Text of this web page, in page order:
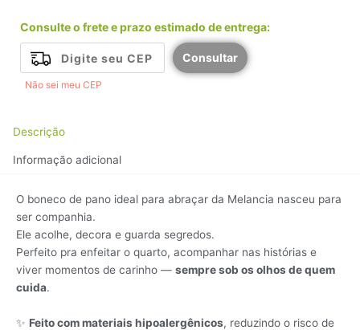
Consulte o frete e prazo estimado de entrega:
Consultar
Não sei meu CEP
Descrição
Informação adicional
O boneco de pano ideal para abraçar da Melancia nasceu para
ser companhia.
Ele acolhe, decora e guarda segredos.
Perfeito pra enfeitar o quarto, acompanhar nas histórias e
viver momentos de carinho — sempre sob os olhos de quem
cuida.
✨ Feito com materiais hipoalergênicos, reduzindo o risco de